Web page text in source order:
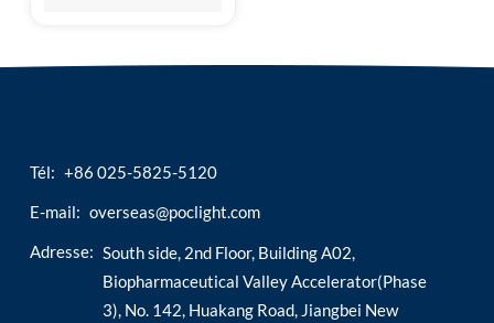
d'usine
Tél: +86 025-5825-5120
E-mail: overseas@poclight.com
Adresse: South side, 2nd Floor, Building A02,
Biopharmaceutical Valley Accelerator(Phase
3), No. 142, Huakang Road, Jiangbei New